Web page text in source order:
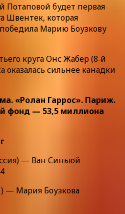
будет первая
Швентек, которая
Марию Боузкову
круга Онс Жабер (8‑й
оказалась сильнее канадки
«Ролан Гаррос». Париж.
фонд — 53,5 миллиона
— Ван Синьюй
— Мария Боузкова